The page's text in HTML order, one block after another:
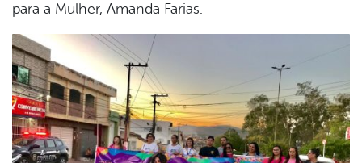
para a Mulher, Amanda Farias.